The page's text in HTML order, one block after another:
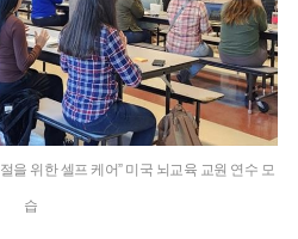
을 위한 셀프 케어” 미국 뇌교육 교원 연수 모
습